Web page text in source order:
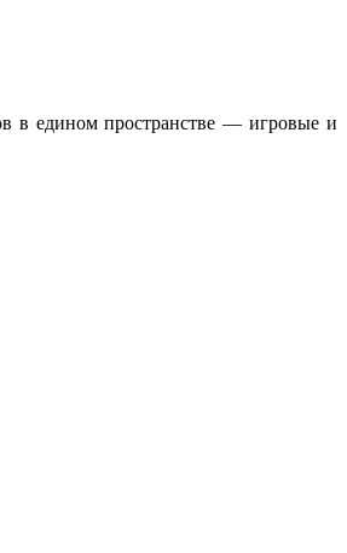
в едином пространстве — игровые и